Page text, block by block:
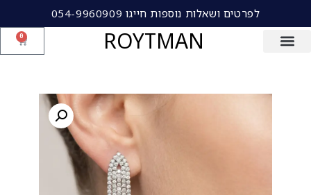
לפרטים ושאלות נוספות חייגו 054-9960909
ROYTMAN
0